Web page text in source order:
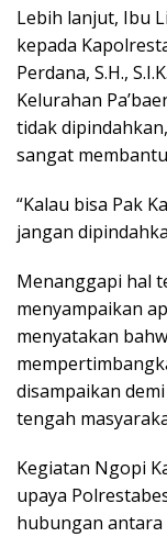
Lebih lanjut, Ibu
kepada
Perdana, S.H.,
Kelurahan
tidak
sangat
“Kalau bisa Pak
jangan
Menanggapi hal
menyampaikan
menyatakan
disampaikan
tengah
Kegiatan Ngopi
upaya
hubungan antara